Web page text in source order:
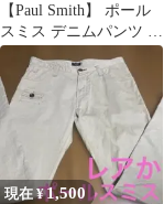
【Paul Smith】 ポール
スミス デニムパンツ ブ
ルー系 ストレート
現在 ¥ 1,500